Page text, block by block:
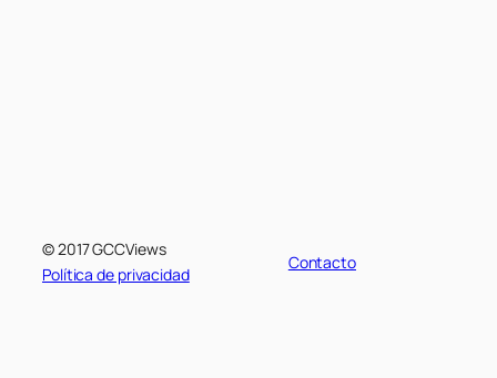
© 2017 GCCViews
Política de privacidad
Contacto